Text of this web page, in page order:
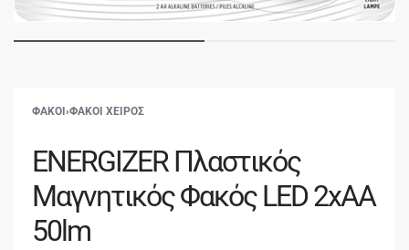
ΦΑΚΟΙ ›ΦΑΚΟΙ ΧΕΙΡΟΣ
ENERGIZER Πλαστικός
Μαγνητικός Φακός LED 2xAA
50lm